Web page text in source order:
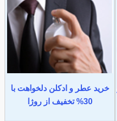
خرید عطر و ادکلن دلخواهت با
30% تخفیف از روژا